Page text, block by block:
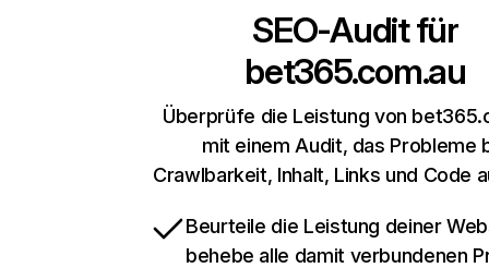
SEO-Audit für
bet365.com.au
Überprüfe die Leistung von
mit einem Audit, das Probleme
Crawlbarkeit, Inhalt, Links und Code
Beurteile die Leistung deiner
behebe alle damit verbundenen